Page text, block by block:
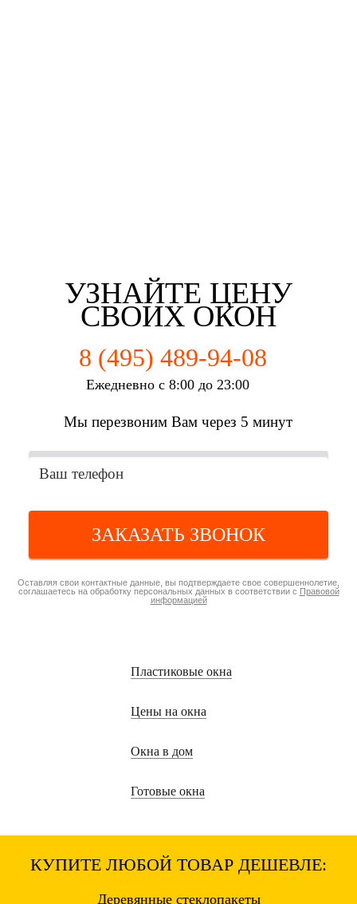
УЗНАЙТЕ ЦЕНУ
СВОИХ ОКОН
8 (495) 489-94-08
Ежедневно с 8:00 до 23:00
Мы перезвоним Вам через 5 минут
ЗАКАЗАТЬ ЗВОНОК
Оставляя свои контактные данные, вы подтверждаете свое совершеннолетие,
соглашаетесь на обработку персональных данных в соответствии с Правовой
информацией
Пластиковые окна
Цены на окна
Окна в дом
Готовые окна
КУПИТЕ ЛЮБОЙ ТОВАР ДЕШЕВЛЕ:
Деревянные стеклопакеты